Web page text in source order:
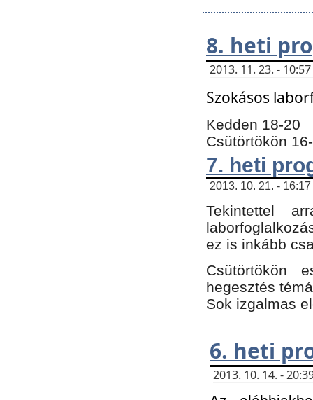
8. heti
2013. 11. 23. -
Szokásos
Kedden 18-20
Csütörtökön
7. heti
2013. 10. 21. -
Tekintettel
ez is inkább
Csütörtökön
hegesztés
Sok izgalmas
6. heti
2013. 10. 14. -